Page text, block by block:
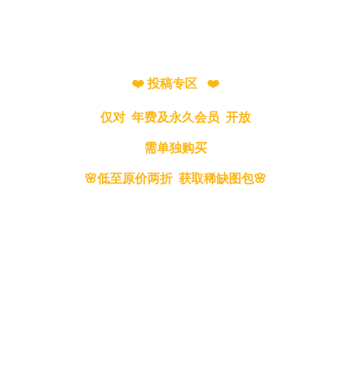
❤️ 投稿专区 ❤️
仅对 年费及永久会员 开放
需单独购买
🌸低至原价两折 获取稀缺图包🌸